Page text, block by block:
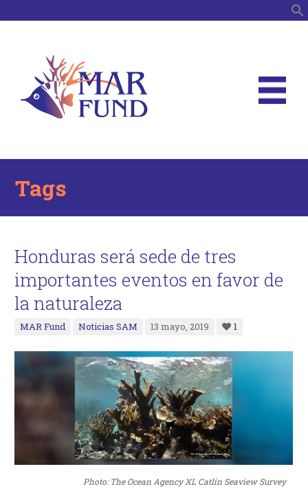
Tags
Honduras será sede de tres
importantes eventos en favor de
la naturaleza
MAR Fund Noticias SAM 13 mayo, 2019 1
Photo: The Ocean Agency XL Catlin Seaview Survey